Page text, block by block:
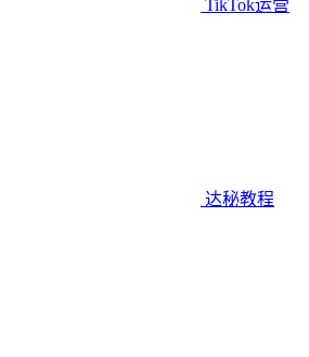
TikTok运营
达秘教程